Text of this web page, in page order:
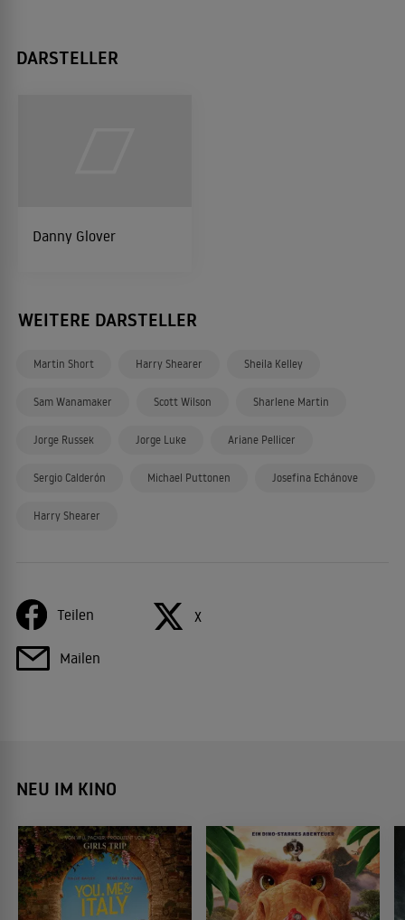
DARSTELLER
Danny Glover
WEITERE DARSTELLER
Martin Short Harry Shearer Sheila Kelley
Sam Wanamaker Scott Wilson Sharlene Martin
Jorge Russek Jorge Luke Ariane Pellicer
Sergio Calderón Michael Puttonen Josefina Echánove
Harry Shearer
Teilen X
Mailen
NEU IM KINO